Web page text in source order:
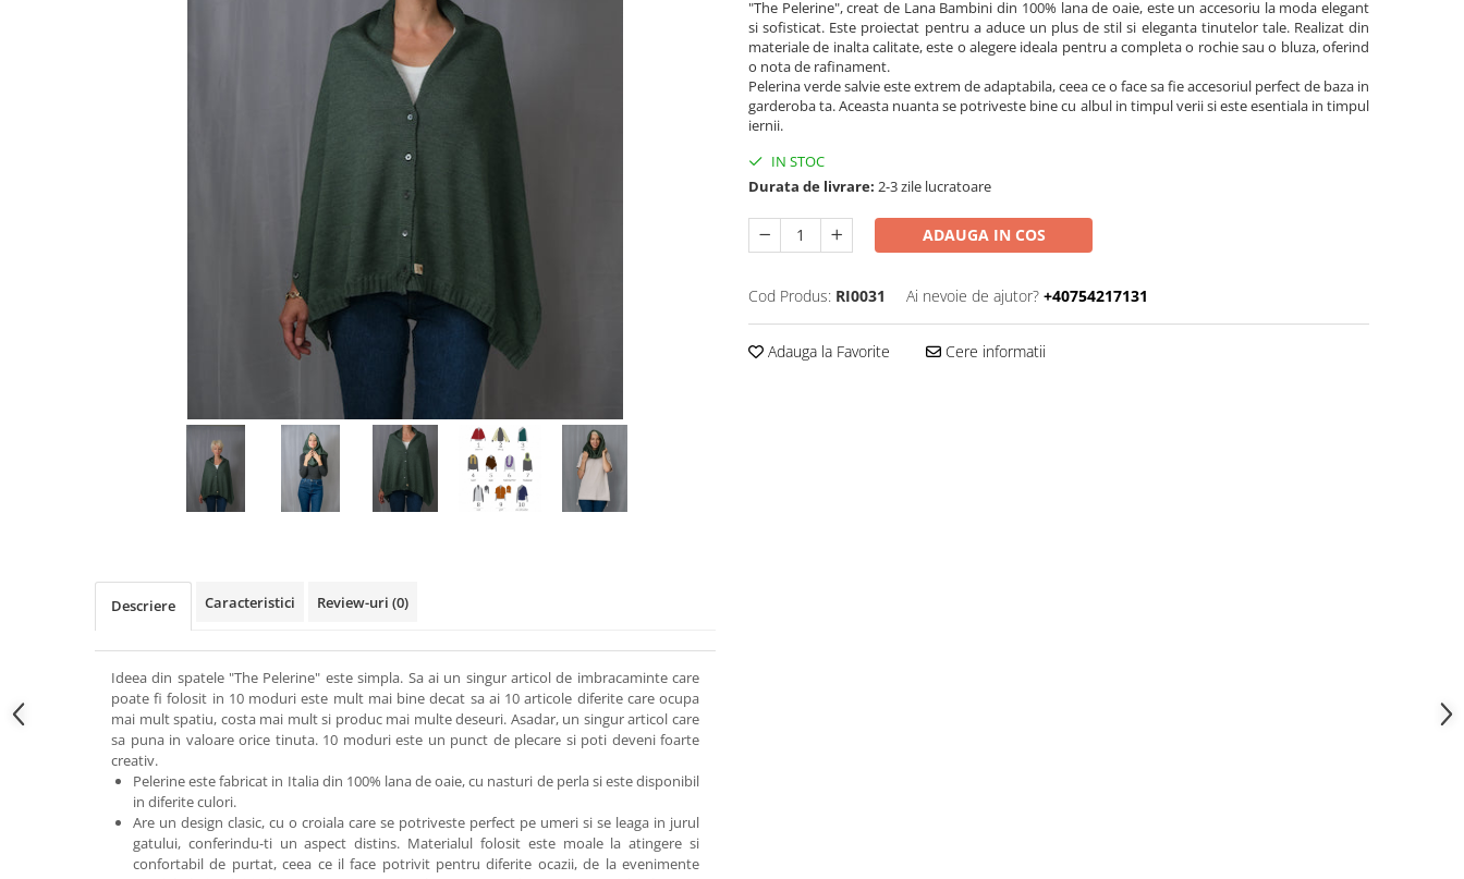
"The Pelerine", creat de Lana Bambini din 100% lana de oaie, este un accesoriu la moda elegant
si sofisticat. Este proiectat pentru a aduce un plus de stil si eleganta tinutelor tale. Realizat din
materiale de inalta calitate, este o alegere ideala pentru a completa o rochie sau o bluza, oferind
o nota de rafinament.
Pelerina verde salvie este extrem de adaptabila, ceea ce o face sa fie accesoriul perfect de baza in
garderoba ta. Aceasta nuanta se potriveste bine cu albul in timpul verii si este esentiala in timpul
iernii.
IN STOC
Durata de livrare: 2-3 zile lucratoare
ADAUGA IN COS
Cod Produs: RI0031 Ai nevoie de ajutor? +40754217131
Adauga la Favorite Cere informatii
Descriere Caracteristici Review-uri (0)
Ideea din spatele "The Pelerine" este simpla. Sa ai un singur articol de imbracaminte care
poate fi folosit in 10 moduri este mult mai bine decat sa ai 10 articole diferite care ocupa
mai mult spatiu, costa mai mult si produc mai multe deseuri. Asadar, un singur articol care
sa puna in valoare orice tinuta. 10 moduri este un punct de plecare si poti deveni foarte
creativ.
Pelerine este fabricat in Italia din 100% lana de oaie, cu nasturi de perla si este disponibil
in diferite culori.
Are un design clasic, cu o croiala care se potriveste perfect pe umeri si se leaga in jurul
gatului, conferindu-ti un aspect distins. Materialul folosit este moale la atingere si
confortabil de purtat, ceea ce il face potrivit pentru diferite ocazii, de la evenimente